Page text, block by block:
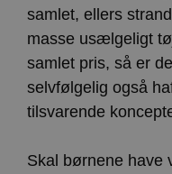
samlet, ellers
masse usælgeligt
samlet pris, så er
selvfølgelig også
tilsvarende
Skal børnene have